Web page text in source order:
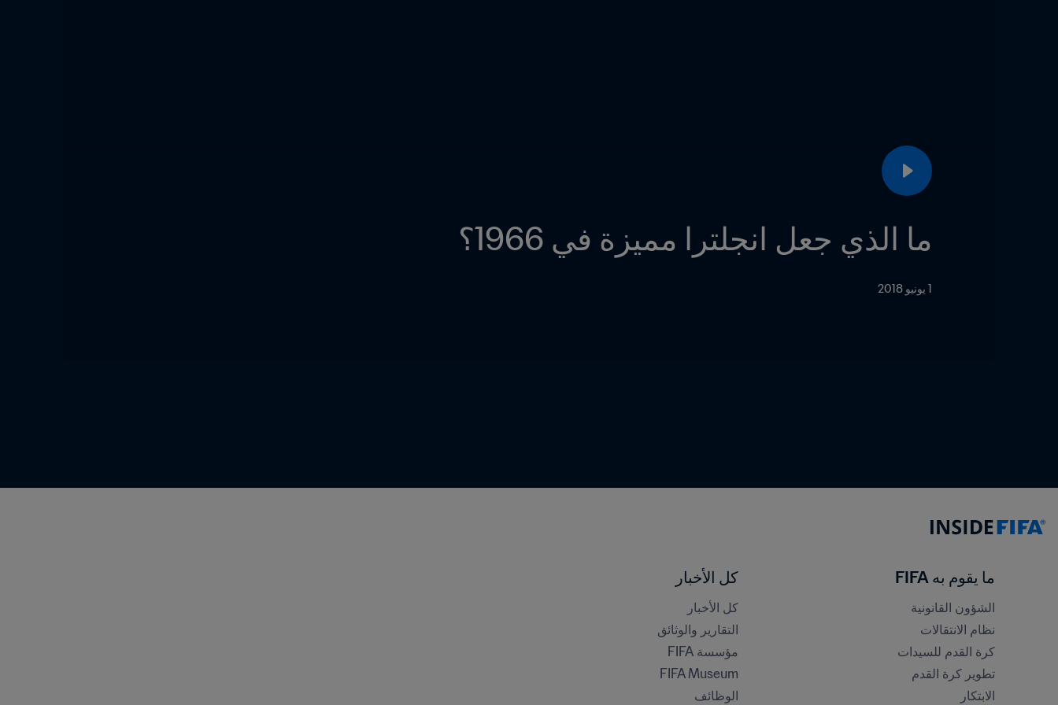
ما الذي جعل انجلترا مميزة في 1966؟
1 يونيو 2018
ما يقوم به FIFA
الشؤون القانونية
نظام الانتقالات
كرة القدم للسيدات
تطوير كرة القدم
الابتكار
كل الأخبار
كل الأخبار
التقارير والوثائق
مؤسسة FIFA
FIFA Museum
الوظائف